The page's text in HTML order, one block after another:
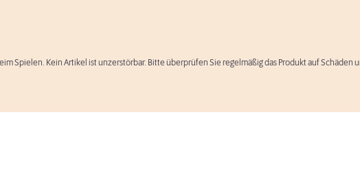
Spielen. Kein Artikel ist unzerstörbar. Bitte überprüfen Sie regelmäßig das Produkt auf Schäden